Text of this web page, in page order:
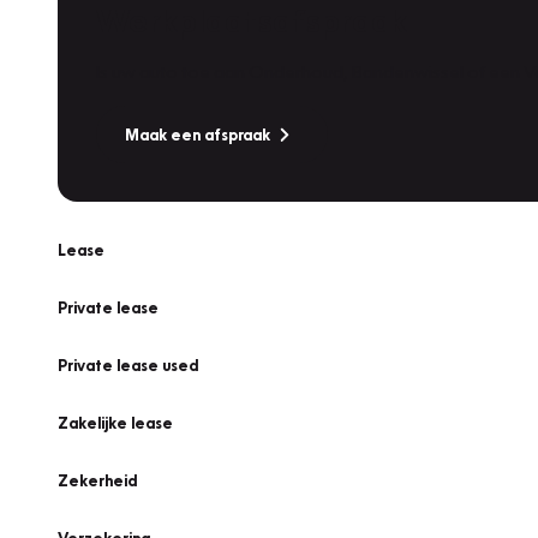
Maak een afspraak
Lease
Private lease
Private lease used
Zakelijke lease
Zekerheid